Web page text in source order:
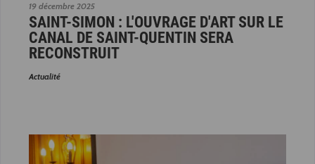
19 décembre 2025
SAINT-SIMON : L'OUVRAGE D'ART SUR LE
CANAL DE SAINT-QUENTIN SERA
RECONSTRUIT
Actualité